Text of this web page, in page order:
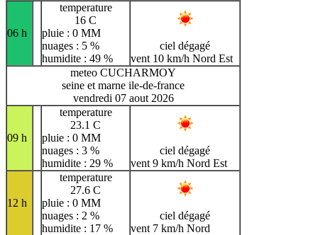
06 h
temperature
16 C
pluie : 0 MM
nuages : 5 %
humidite : 49 %
ciel dégagé
vent 10 km/h Nord Est
meteo CUCHARMOY
seine et marne ile-de-france
vendredi 07 aout 2026
09 h
temperature
23.1 C
pluie : 0 MM
nuages : 3 %
humidite : 29 %
ciel dégagé
vent 9 km/h Nord Est
12 h
temperature
27.6 C
pluie : 0 MM
nuages : 2 %
humidite : 17 %
ciel dégagé
vent 7 km/h Nord